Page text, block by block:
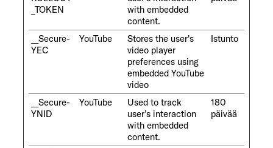
_TOKEN
with embedded
content.
__Secure-
YEC
YouTube
Stores the user's
video player
preferences using
embedded YouTube
video
Istunto
__Secure-
YNID
YouTube
Used to track
user’s interaction
with embedded
content.
180
päivää